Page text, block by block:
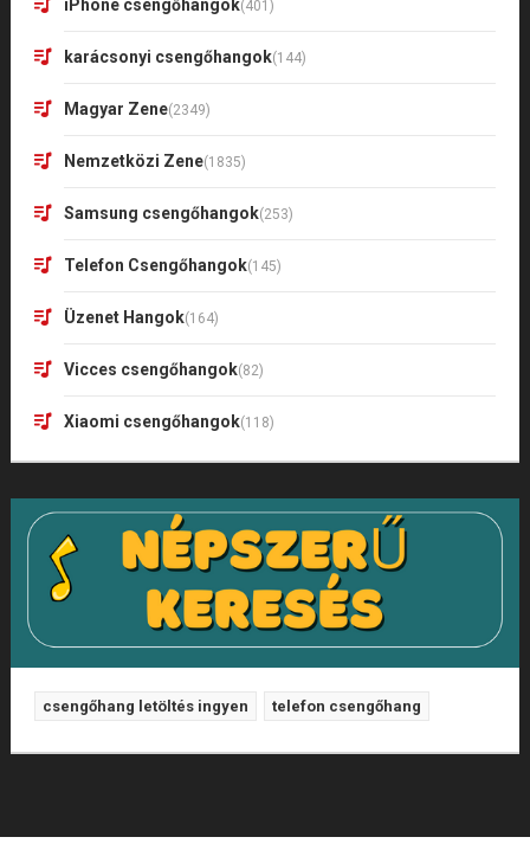
iPhone csengőhangok(401)
karácsonyi csengőhangok(144)
Magyar Zene(2349)
Nemzetközi Zene(1835)
Samsung csengőhangok(253)
Telefon Csengőhangok(145)
Üzenet Hangok(164)
Vicces csengőhangok(82)
Xiaomi csengőhangok(118)
csengőhang letöltés ingyen telefon csengőhang